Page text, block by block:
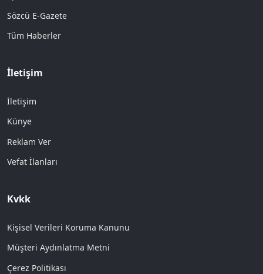
Sözcü E-Gazete
Tüm Haberler
İletişim
İletişim
Künye
Reklam Ver
Vefat İlanları
Kvkk
Kişisel Verileri Koruma Kanunu
Müşteri Aydınlatma Metni
Çerez Politikası